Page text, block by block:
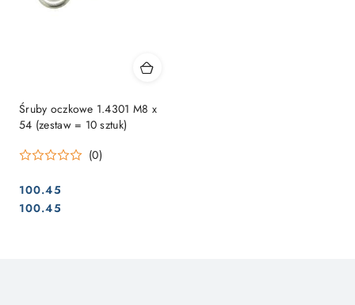
Śruby oczkowe 1.4301 M8 x
54 (zestaw = 10 sztuk)
(0)
Cena:
100.45
Cena:
100.45